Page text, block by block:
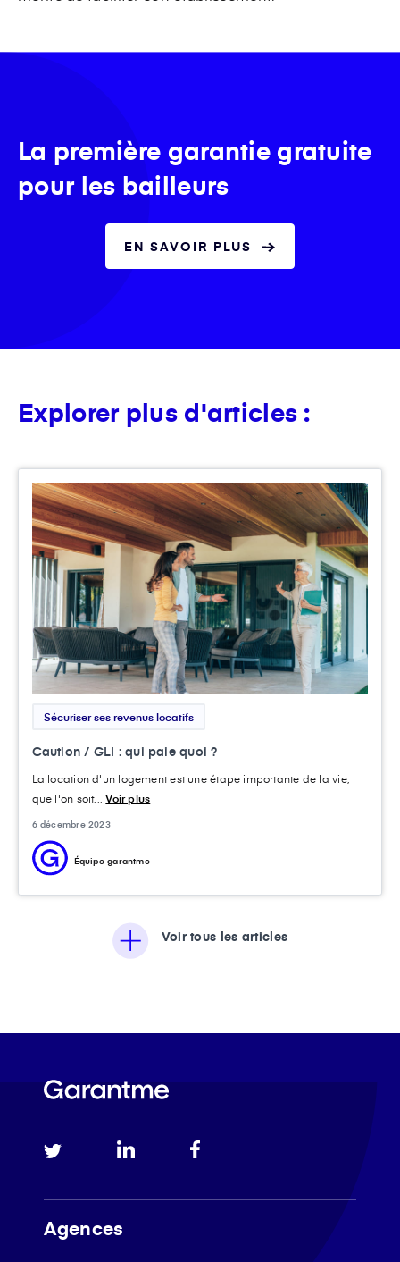
La première garantie gratuite
pour les bailleurs
EN SAVOIR PLUS
Explorer plus d'articles :
Sécuriser ses revenus locatifs
Caution / GLI : qui paie quoi ?
La location d'un logement est une étape importante de la vie,
que l'on soit...Voir plus
6 décembre 2023
Équipe garantme
Voir tous les articles
Agences